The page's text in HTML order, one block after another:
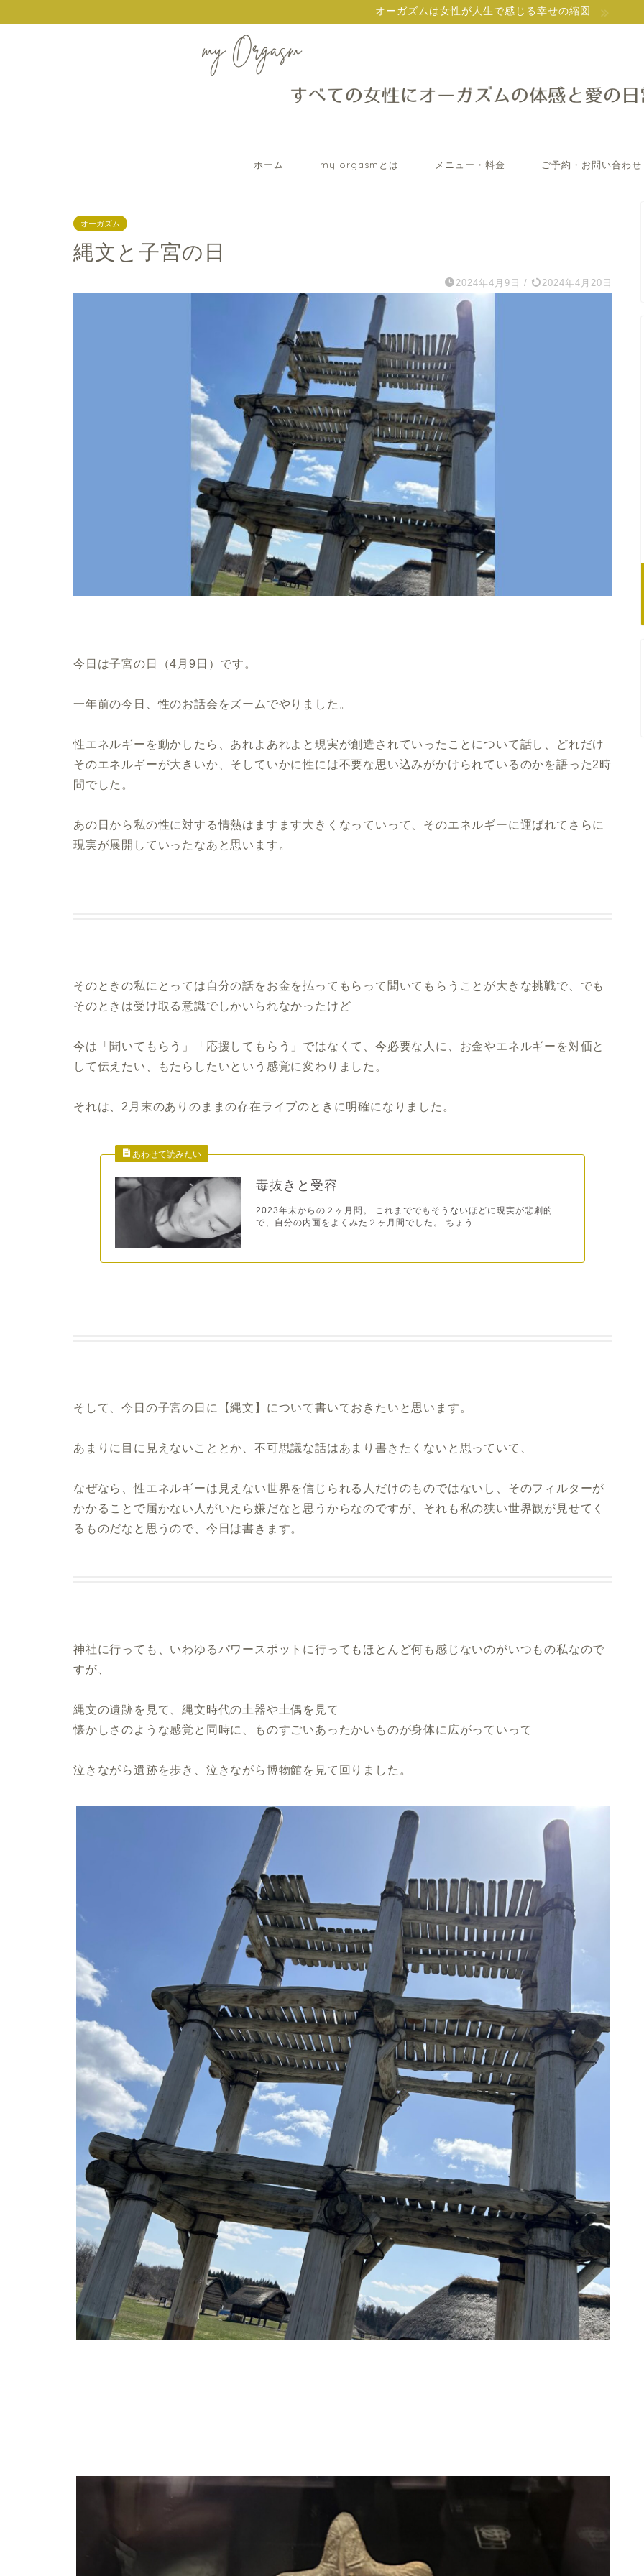
オーガズムは女性が人生で感じる幸せの縮図
ホーム my orgasmとは メニュー・料金 ご予約・お問い合わせ
オーガズム
縄文と子宮の日
2024年4月9日 / 2024年4月20日
今日は子宮の日（4月9日）です。
一年前の今日、性のお話会をズームでやりました。
性エネルギーを動かしたら、あれよあれよと現実が創造されていったことについて話し、どれだけ
そのエネルギーが大きいか、そしていかに性には不要な思い込みがかけられているのかを語った2時
間でした。
あの日から私の性に対する情熱はますます大きくなっていって、そのエネルギーに運ばれてさらに
現実が展開していったなあと思います。
そのときの私にとっては自分の話をお金を払ってもらって聞いてもらうことが大きな挑戦で、でも
そのときは受け取る意識でしかいられなかったけど
今は「聞いてもらう」「応援してもらう」ではなくて、今必要な人に、お金やエネルギーを対価と
して伝えたい、もたらしたいという感覚に変わりました。
それは、2月末のありのままの存在ライブのときに明確になりました。
毒抜きと受容
2023年末からの２ヶ月間。 これまででもそうないほどに現実が悲劇的
で、自分の内面をよくみた２ヶ月間でした。 ちょう...
そして、今日の子宮の日に【縄文】について書いておきたいと思います。
あまりに目に見えないこととか、不可思議な話はあまり書きたくないと思っていて、
なぜなら、性エネルギーは見えない世界を信じられる人だけのものではないし、そのフィルターが
かかることで届かない人がいたら嫌だなと思うからなのですが、それも私の狭い世界観が見せてく
るものだなと思うので、今日は書きます。
神社に行っても、いわゆるパワースポットに行ってもほとんど何も感じないのがいつもの私なので
すが、
縄文の遺跡を見て、縄文時代の土器や土偶を見て
懐かしさのような感覚と同時に、ものすごいあったかいものが身体に広がっていって
泣きながら遺跡を歩き、泣きながら博物館を見て回りました。